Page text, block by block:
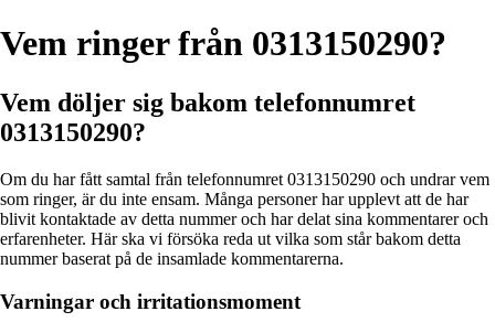
Vem ringer från 0313150290?
Vem döljer sig bakom telefonnumret
0313150290?
Om du har fått samtal från telefonnumret 0313150290 och undrar vem
som ringer, är du inte ensam. Många personer har upplevt att de har
blivit kontaktade av detta nummer och har delat sina kommentarer och
erfarenheter. Här ska vi försöka reda ut vilka som står bakom detta
nummer baserat på de insamlade kommentarerna.
Varningar och irritationsmoment